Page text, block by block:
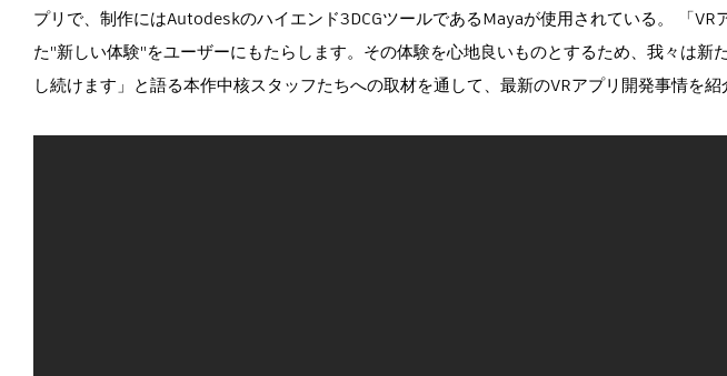
プリで、制作にはAutodeskのハイエンド3DCGツールであるMayaが使用されている。 「VR
た"新しい体験"をユーザーにもたらします。その体験を心地良いものとするため、我々は
し続けます」と語る本作中核スタッフたちへの取材を通して、最新のVRアプリ開発事情を紹